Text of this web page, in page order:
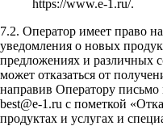
https://www.e-1.ru/.
7.2. Оператор имеет право
уведомления о новых
предложениях и различных
может отказаться от
направив Оператору письмо
best@e-1.ru с пометкой
продуктах и услугах и